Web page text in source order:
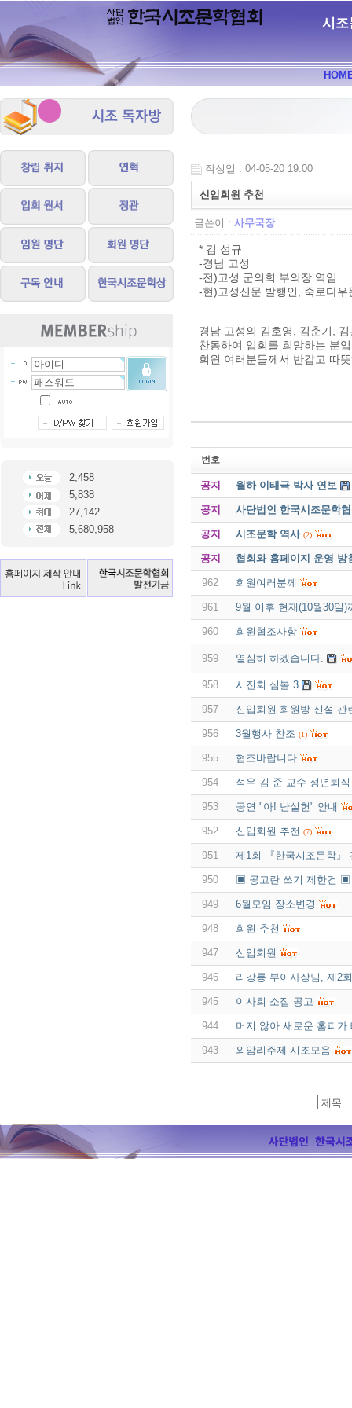
시조
2,458
5,838
27,142
5,680,958
작성일 : 04-05-20 19:00
신입회원 추천
글쓴이 : 사무국장
* 김 성규
-경남 고성
-전)고성 군의회 부의장 역임
-현)고성신문 발행인, 죽로다우
경남 고성의 김호영, 김춘기,
찬동하여 입회를 희망하는 분
회원 여러분들께서 반갑고 따
번호
공지 월하 이태극 박사 연보
공지 사단법인 한국시조문학
공지 시조문학 역사 (2)
공지 협회와 홈페이지 운영 방
962 회원여러분께
961 9월 이후 현재(10월30일
960 회원협조사항
959 열심히 하겠습니다.
958 시진회 심볼 3
957 신입회원 회원방 신설 관
956 3월행사 찬조 (1)
955 협조바랍니다
954 석우 김 준 교수 정년퇴
953 공연 "아! 난설헌" 안내
952 신입회원 추천 (7)
951 제1회 『한국시조문학』
950 ▣ 공고란 쓰기 제한건 ▣
949 6월모임 장소변경
948 회원 추천
947 신입회원
946 리강룡 부이사장님, 제2
945 이사회 소집 공고
944 머지 않아 새로운 홈피가
943 외암리주제 시조모음